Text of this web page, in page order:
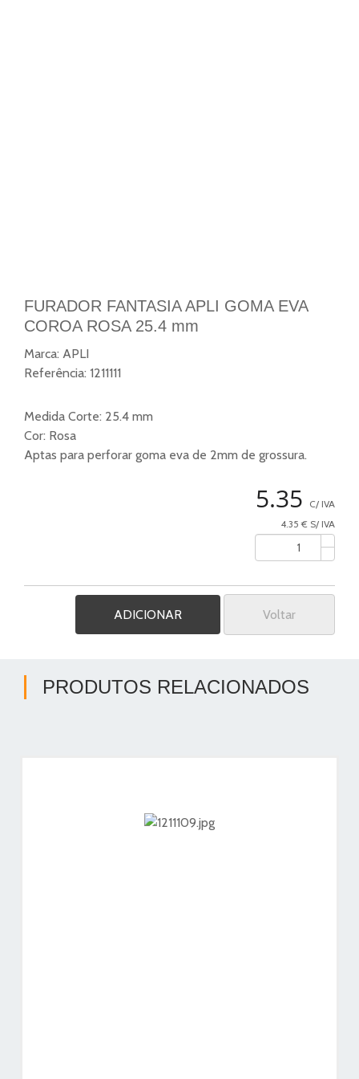
FURADOR FANTASIA APLI GOMA EVA
COROA ROSA 25.4 mm
Marca: APLI
Referência: 1211111
Medida Corte: 25.4 mm
Cor: Rosa
Aptas para perforar goma eva de 2mm de grossura.
5.35
C/ IVA
4.35 € S/ IVA
Voltar
PRODUTOS RELACIONADOS